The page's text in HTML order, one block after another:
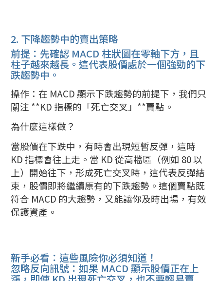
2. 下降趨勢中的賣出策略
前提：先確認 MACD 柱狀圖在零軸下方，且
柱子越來越長。這代表股價處於一個強勁的下
跌趨勢中。
操作：在 MACD 顯示下跌趨勢的前提下，我們只
關注 **KD 指標的「死亡交叉」**賣點。
為什麼這樣做？
當股價在下跌中，有時會出現短暫反彈，這時
KD 指標會往上走。當 KD 從高檔區（例如 80 以
上）開始往下，形成死亡交叉時，這代表反彈結
束，股價即將繼續原有的下跌趨勢。這個賣點既
符合 MACD 的大趨勢，又能讓你及時出場，有效
保護資產。
新手必看：這些風險你必須知道！
忽略反向訊號：如果 MACD 顯示股價正在上